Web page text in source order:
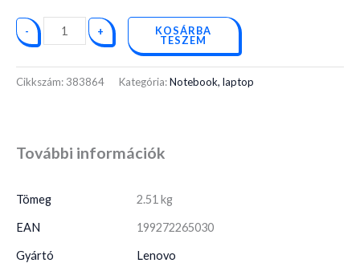
- + KOSÁRBA
TESZEM
Cikkszám: 383864 Kategória:Notebook, laptop
További információk
Tömeg 2.51 kg
EAN 199272265030
Gyártó Lenovo